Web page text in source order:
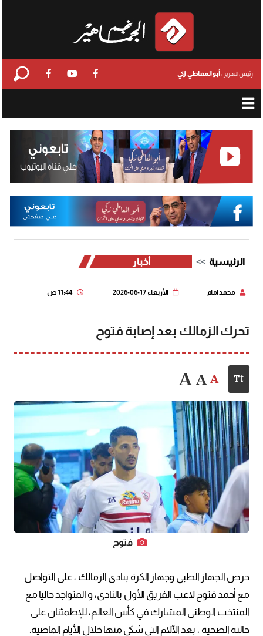
رئيس التحرير : أبو المعاطي زكي
الرئيسية أخبار
محمد امام الأربعاء 17-06-2026 11:44 ص
تحرك الزمالك بعد إصابة فتوح
A
A
A
فتوح
حرص الجهاز الطبي وجهاز الكرة بنادى الزمالك ، على التواصل
مع أحمد فتوح لاعب الفريق الأول بالنادى، و المتواجد حاليا مع
المنتخب الوطنى المشارك في كأس العالم، للإطمئنان على
حالته الصحية ، بعد الآلام التي شكى منها خلال الأيام الماضية.